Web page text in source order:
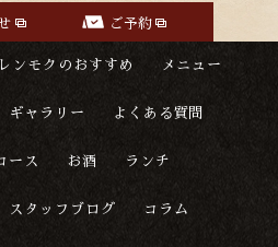
ご予約
ンモクのおすすめ メニュー
ギャラリー よくある質問
ース お酒 ランチ
スタッフブログ コラム